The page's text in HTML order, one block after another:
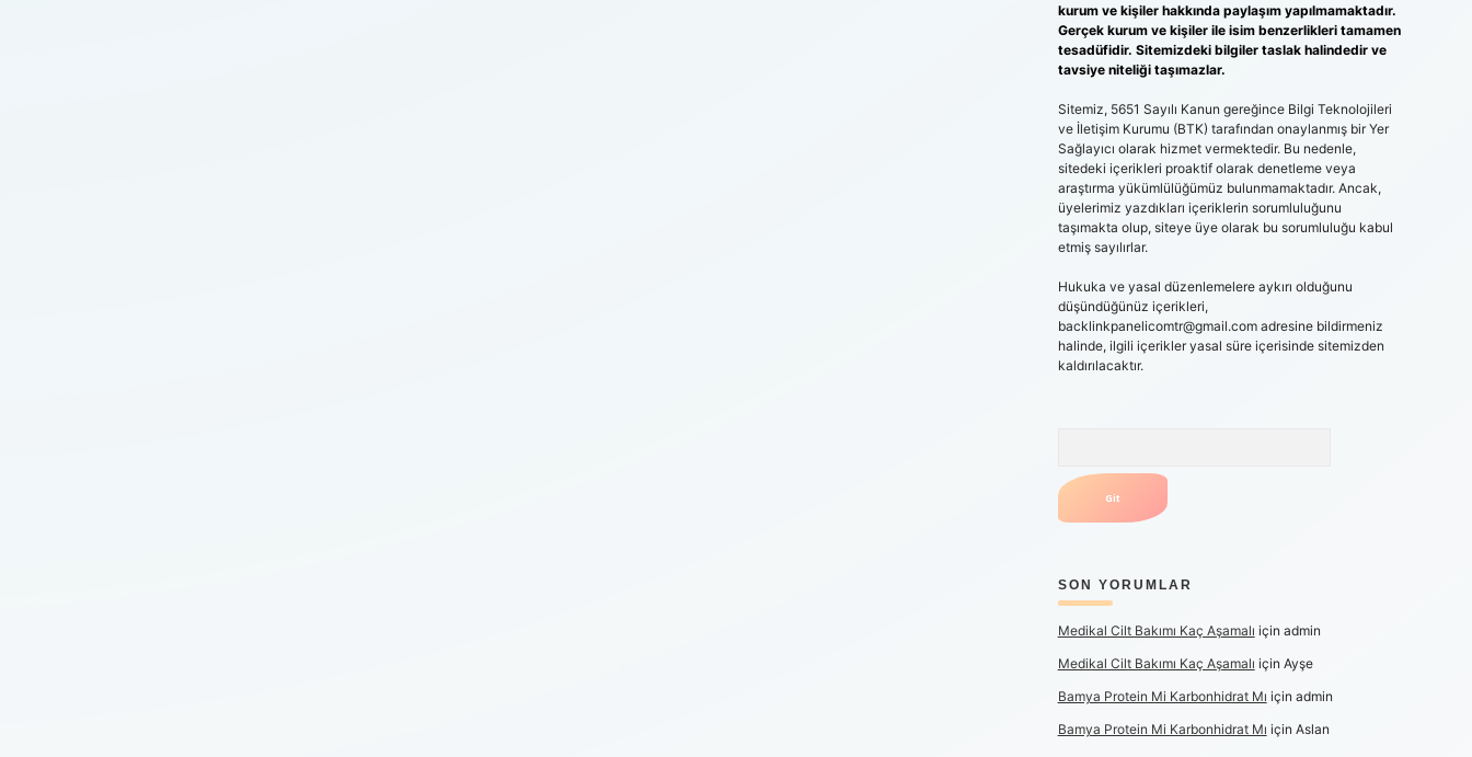
kurum ve kişiler hakkında paylaşım yapılmamaktadır.
Gerçek kurum ve kişiler ile isim benzerlikleri tamamen
tesadüfidir. Sitemizdeki bilgiler taslak halindedir ve
tavsiye niteliği taşımazlar.
Sitemiz, 5651 Sayılı Kanun gereğince Bilgi Teknolojileri
ve İletişim Kurumu (BTK) tarafından onaylanmış bir Yer
Sağlayıcı olarak hizmet vermektedir. Bu nedenle,
sitedeki içerikleri proaktif olarak denetleme veya
araştırma yükümlülüğümüz bulunmamaktadır. Ancak,
üyelerimiz yazdıkları içeriklerin sorumluluğunu
taşımakta olup, siteye üye olarak bu sorumluluğu kabul
etmiş sayılırlar.
Hukuka ve yasal düzenlemelere aykırı olduğunu
düşündüğünüz içerikleri,
backlinkpanelicomtr@gmail.comadresine bildirmeniz
halinde, ilgili içerikler yasal süre içerisinde sitemizden
kaldırılacaktır.
SON YORUMLAR
Medikal Cilt Bakımı Kaç Aşamalı için admin
Medikal Cilt Bakımı Kaç Aşamalı için Ayşe
Bamya Protein Mi Karbonhidrat Mı için admin
Bamya Protein Mi Karbonhidrat Mı için Aslan